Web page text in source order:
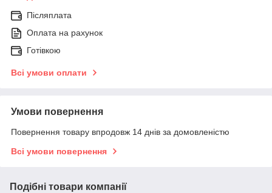
Післяплата
Оплата на рахунок
Готівкою
Всі умови оплати
Умови повернення
Повернення товару впродовж 14 днів за домовленістю
Всі умови повернення
Подібні товари компанії